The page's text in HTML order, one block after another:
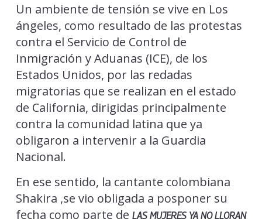
Un ambiente de tensión se vive en Los
ángeles, como resultado de las protestas
contra el Servicio de Control de
Inmigración y Aduanas (ICE), de los
Estados Unidos, por las redadas
migratorias que se realizan en el estado
de California, dirigidas principalmente
contra la comunidad latina que ya
obligaron a intervenir a la Guardia
Nacional.
En ese sentido, la cantante colombiana
Shakira ,se vio obligada a posponer su
fecha como parte de LAS MUJERES YA NO LLORAN